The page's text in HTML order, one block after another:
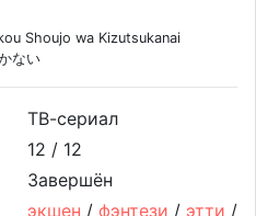
Shoujo wa Kizutsukanai
ない
ТВ-сериал
12 / 12
Завершён
экшен / фэнтези / этти /